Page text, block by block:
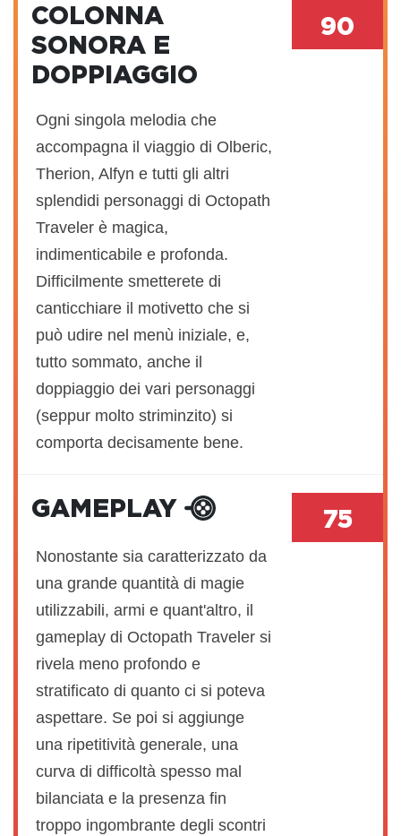
COLONNA
SONORA E
DOPPIAGGIO
Ogni singola melodia che
accompagna il viaggio di Olberic,
Therion, Alfyn e tutti gli altri
splendidi personaggi di Octopath
Traveler è magica,
indimenticabile e profonda.
Difficilmente smetterete di
canticchiare il motivetto che si
può udire nel menù iniziale, e,
tutto sommato, anche il
doppiaggio dei vari personaggi
(seppur molto striminzito) si
comporta decisamente bene.
90
GAMEPLAY
Nonostante sia caratterizzato da
una grande quantità di magie
utilizzabili, armi e quant'altro, il
gameplay di Octopath Traveler si
rivela meno profondo e
stratificato di quanto ci si poteva
aspettare. Se poi si aggiunge
una ripetitività generale, una
curva di difficoltà spesso mal
bilanciata e la presenza fin
troppo ingombrante degli scontri
75